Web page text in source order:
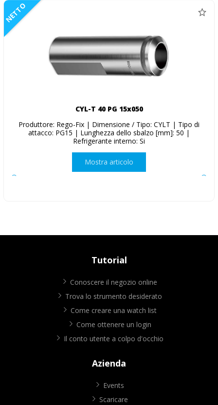
NETTO
CYL-T 40 PG 15x050
Produttore: Rego-Fix | Dimensione / Tipo: CYLT | Tipo di
attacco: PG15 | Lunghezza dello sbalzo [mm]: 50 |
Refrigerante interno: Si
Mostra articolo
Tutorial
Conoscere il negozio online
Trova lo strumento desiderato
Come creare una watch list
Come ottenere un login
Il conto utente a colpo d'occhio
Azienda
Events
Scaricare